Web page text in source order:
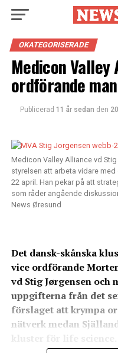
OKATEGORISERADE
Medicon
ordförande
Publicerad 11 år sedan den
Medicon Valley Alliance vd
styrelsen att arbeta vidare
22 april. Han pekar på att
som råder angående
News Øresund
Det dansk-skånska
vice ordförande
vd Stig Jørgensen och
uppgifterna från det
förslaget att krympa
nätverk medan